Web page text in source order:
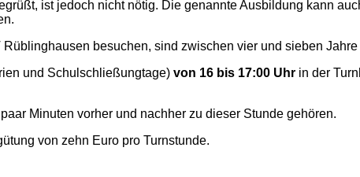
ist jedoch nicht nötig. Die genannte Ausbildung kann
besuchen, sind zwischen vier und sieben Jahre
und Schulschließungtage) von 16 bis 17:00 Uhr in der
Minuten vorher und nachher zu dieser Stunde gehören.
von zehn Euro pro Turnstunde.